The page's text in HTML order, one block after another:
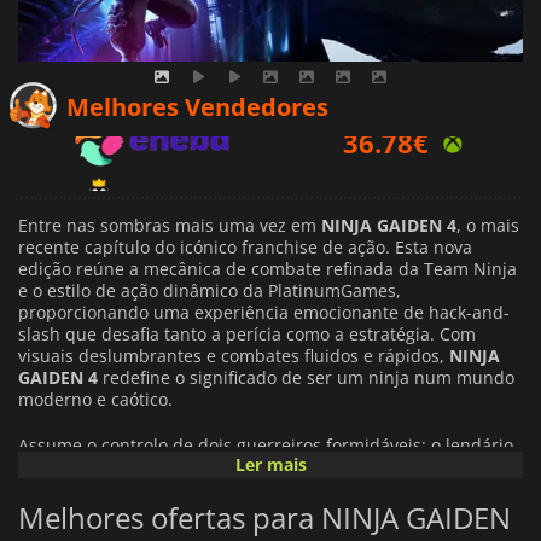
Melhores Vendedores
40.21 €
43.89€
Entre nas sombras mais uma vez em NINJA GAIDEN 4, o mais
recente capítulo do icónico franchise de ação. Esta nova
edição reúne a mecânica de combate refinada da Team Ninja
e o estilo de ação dinâmico da PlatinumGames,
proporcionando uma experiência emocionante de hack-and-
slash que desafia tanto a perícia como a estratégia. Com
visuais deslumbrantes e combates fluidos e rápidos, NINJA
GAIDEN 4 redefine o significado de ser um ninja num mundo
moderno e caótico.
Assume o controlo de dois guerreiros formidáveis: o lendário
Ryu Hayabusa, cujas técnicas clássicas são melhoradas com
ninja habilidoso do clã Raven, que oferece uma nova
perspetiva e habilidades únicas. Domina o novo Bloodbind
Ler mais
Melhores ofertas para NINJA GAIDEN